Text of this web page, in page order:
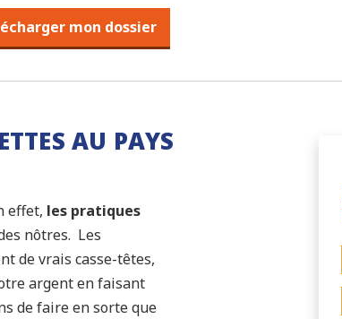
mon dossier
AU PAYS
effet, les pratiques
nôtres. Les
de vrais casse-têtes,
argent en faisant
de faire en sorte que